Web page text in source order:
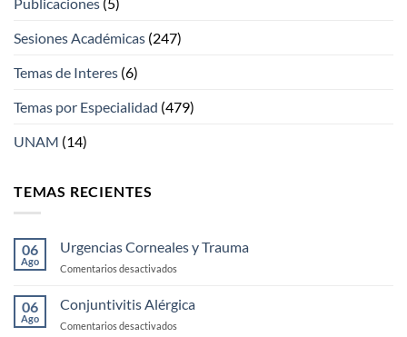
Sesiones Académicas (247)
Temas de Interes (6)
Temas por Especialidad (479)
UNAM (14)
TEMAS RECIENTES
06
Ago
Urgencias Corneales y Trauma
Comentarios desactivados
Corneales
y
Trauma
06
Ago
Conjuntivitis Alérgica
Comentarios desactivados